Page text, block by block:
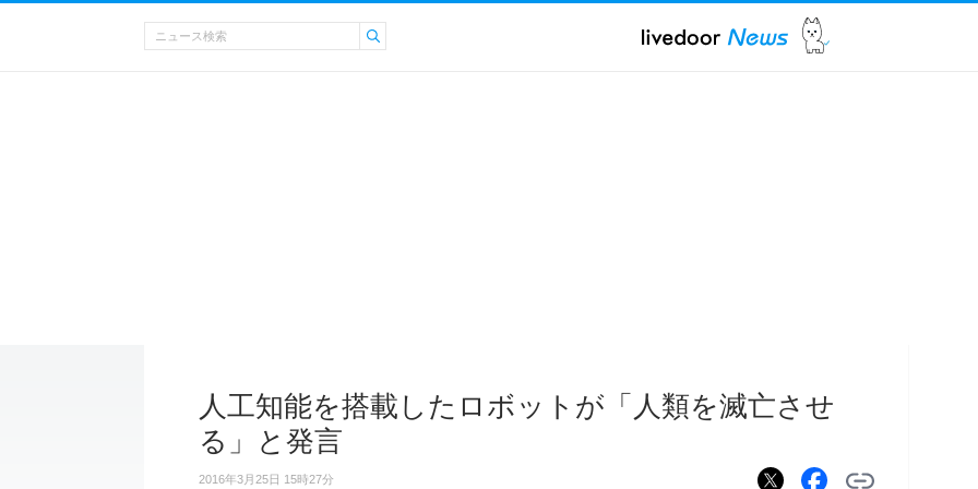
人工知能を搭載したロボットが「人類を滅亡させ
る」と発言
2016年3月25日 15時27分